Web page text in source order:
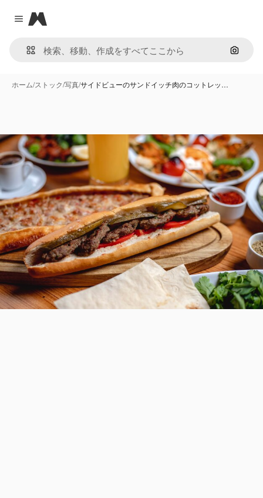
Close menu
Magnific
画像で
ホーム/ストック/写真/サイドビューのサンドイッチ肉のコットレッ…